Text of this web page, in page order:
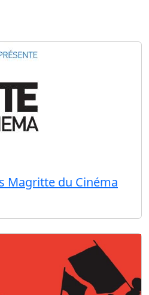
Magritte du Cinéma